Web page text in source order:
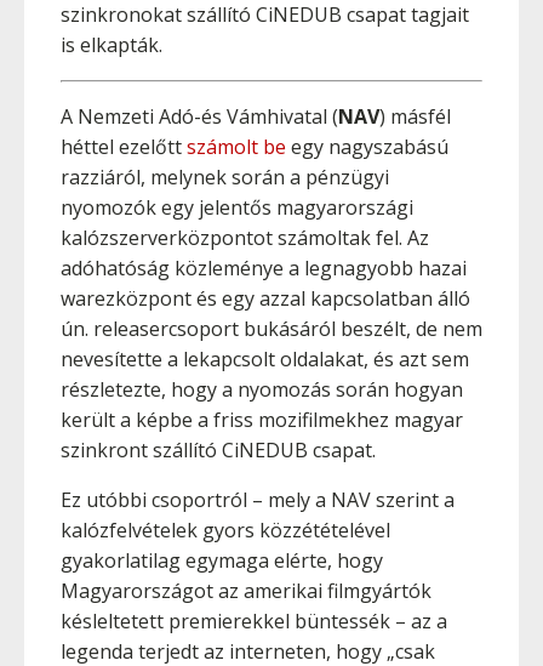
szinkronokat szállító CiNEDUB csapat tagjait
is elkapták.
A Nemzeti Adó-és Vámhivatal (NAV) másfél
héttel ezelőttszámolt be egy nagyszabású
razziáról, melynek során a pénzügyi
nyomozók egy jelentős magyarországi
kalózszerverközpontot számoltak fel. Az
adóhatóság közleménye a legnagyobb hazai
warezközpont és egy azzal kapcsolatban álló
ún. releasercsoport bukásáról beszélt, de nem
nevesítette a lekapcsolt oldalakat, és azt sem
részletezte, hogy a nyomozás során hogyan
került a képbe a friss mozifilmekhez magyar
szinkront szállító CiNEDUB csapat.
Ez utóbbi csoportról – mely a NAV szerint a
kalózfelvételek gyors közzétételével
gyakorlatilag egymaga elérte, hogy
Magyarországot az amerikai filmgyártók
késleltetett premierekkel büntessék – az a
legenda terjedt az interneten, hogy „csak